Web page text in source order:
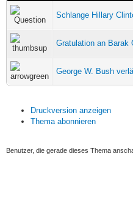
Schlange Hillary
Gratulation an Barak
George W. Bush
Druckversion anzeigen
Thema abonnieren
Benutzer, die gerade dieses Thema